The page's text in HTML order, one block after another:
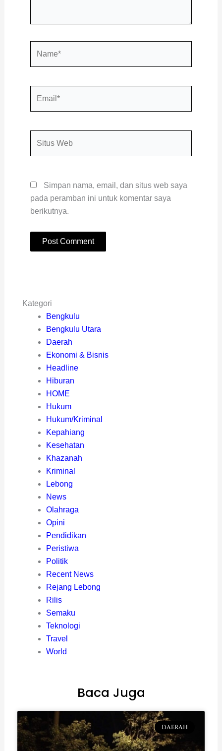
Simpan nama, email, dan situs web saya
pada peramban ini untuk komentar saya
berikutnya.
Kategori
Bengkulu
Bengkulu Utara
Daerah
Ekonomi & Bisnis
Headline
Hiburan
HOME
Hukum
Hukum/Kriminal
Kepahiang
Kesehatan
Khazanah
Kriminal
Lebong
News
Olahraga
Opini
Pendidikan
Peristiwa
Politik
Recent News
Rejang Lebong
Rilis
Semaku
Teknologi
Travel
World
Baca Juga
DAERAH